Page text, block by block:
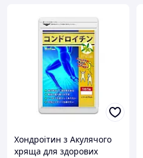
Хондроітин з Акулячого
хряща для здорових